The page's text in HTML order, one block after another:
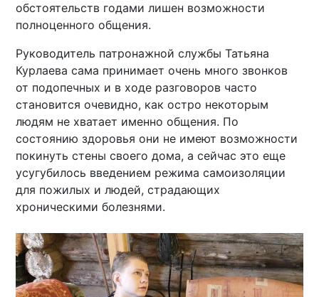
обстоятельств годами лишен возможности
полноценного общения.
Руководитель патронажной службы Татьяна
Курлаева сама принимает очень много звонков
от подопечных и в ходе разговоров часто
становится очевидно, как остро некоторым
людям не хватает именно общения. По
состоянию здоровья они не имеют возможности
покинуть стены своего дома, а сейчас это еще
усугубилось введением режима самоизоляции
для пожилых и людей, страдающих
хроническими болезнями.